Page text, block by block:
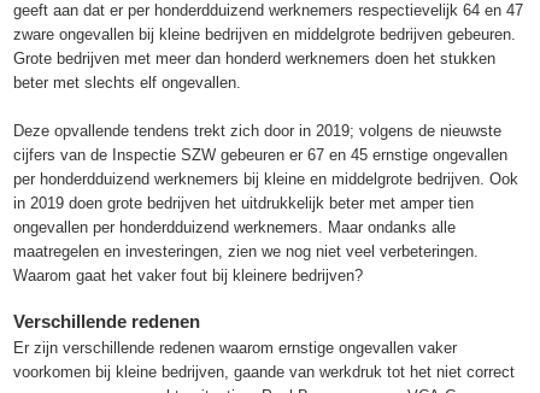
geeft aan dat er per honderdduizend werknemers respectievelijk 64 en 47
zware ongevallen bij kleine bedrijven en middelgrote bedrijven gebeuren.
Grote bedrijven met meer dan honderd werknemers doen het stukken
beter met slechts elf ongevallen.
Deze opvallende tendens trekt zich door in 2019; volgens de nieuwste
cijfers van de Inspectie SZW gebeuren er 67 en 45 ernstige ongevallen
per honderdduizend werknemers bij kleine en middelgrote bedrijven. Ook
in 2019 doen grote bedrijven het uitdrukkelijk beter met amper tien
ongevallen per honderdduizend werknemers. Maar ondanks alle
maatregelen en investeringen, zien we nog niet veel verbeteringen.
Waarom gaat het vaker fout bij kleinere bedrijven?
Verschillende redenen
Er zijn verschillende redenen waarom ernstige ongevallen vaker
voorkomen bij kleine bedrijven, gaande van werkdruk tot het niet correct